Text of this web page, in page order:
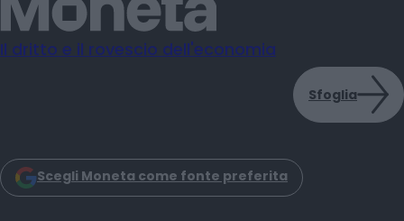
Il dritto e il rovescio dell'economia
Sfoglia
Scegli Moneta come fonte preferita